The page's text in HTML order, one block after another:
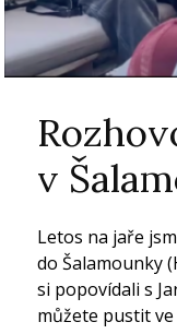
v
Letos na jaře
do Šalamounky
si popovídali s
můžete pustit ve